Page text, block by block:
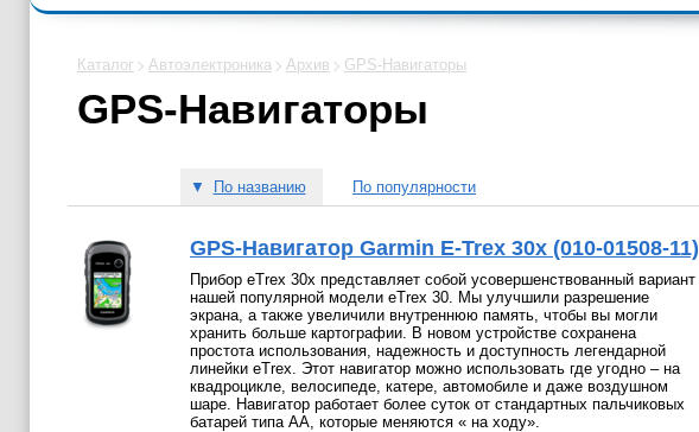
Каталог Автоэлектроника Архив GPS-Навигаторы
GPS-Навигаторы
▼ По названию По популярности
GPS-Навигатор Garmin E-Trex 30x (010-01508-11)
Прибор eTrex 30x представляет собой усовершенствованный вариант
нашей популярной модели eTrex 30. Мы улучшили разрешение
экрана, а также увеличили внутреннюю память, чтобы вы могли
хранить больше картографии. В новом устройстве сохранена
простота использования, надежность и доступность легендарной
линейки eTrex. Этот навигатор можно использовать где угодно – на
квадроцикле, велосипеде, катере, автомобиле и даже воздушном
шаре. Навигатор работает более суток от стандартных пальчиковых
батарей типа АА, которые меняются « на ходу».